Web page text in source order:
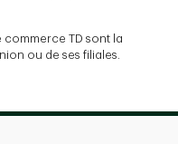
commerce TD sont la
ou de ses filiales.